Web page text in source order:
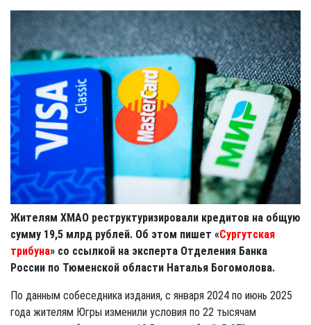
Жителям ХМАО реструктуризировали кредитов на общую
сумму 19,5 млрд рублей. Об этом пишет «Сургутская
трибуна» со ссылкой на эксперта Отделения Банка
России по Тюменской области Наталья Богомолова.
По данным собеседника издания, с января 2024 по июнь 2025
года жителям Югры изменили условия по 22 тысячам